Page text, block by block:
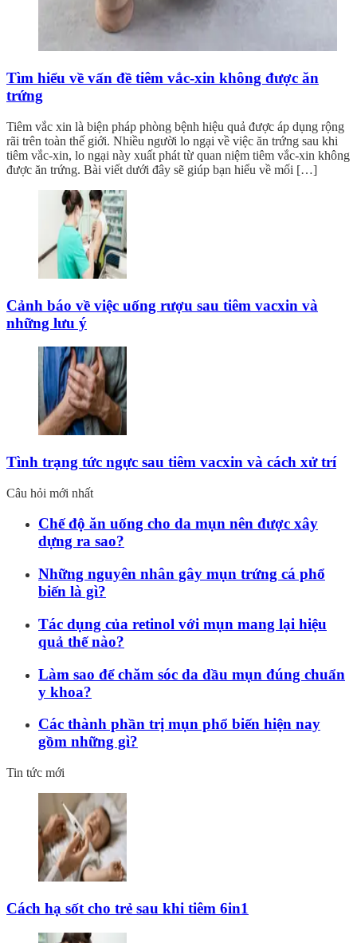
Tìm hiểu về vấn đề tiêm vắc-xin không được ăn
trứng
Tiêm vắc xin là biện pháp phòng bệnh hiệu quả được áp dụng rộng
rãi trên toàn thế giới. Nhiều người lo ngại về việc ăn trứng sau khi
tiêm vắc-xin, lo ngại này xuất phát từ quan niệm tiêm vắc-xin không
được ăn trứng. Bài viết dưới đây sẽ giúp bạn hiểu về mối […]
Cảnh báo về việc uống rượu sau tiêm vacxin và
những lưu ý
Tình trạng tức ngực sau tiêm vacxin và cách xử trí
Câu hỏi mới nhất
Chế độ ăn uống cho da mụn nên được xây
dựng ra sao?
Những nguyên nhân gây mụn trứng cá phổ
biến là gì?
Tác dụng của retinol với mụn mang lại hiệu
quả thế nào?
Làm sao để chăm sóc da dầu mụn đúng chuẩn
y khoa?
Các thành phần trị mụn phổ biến hiện nay
gồm những gì?
Tin tức mới
Cách hạ sốt cho trẻ sau khi tiêm 6in1